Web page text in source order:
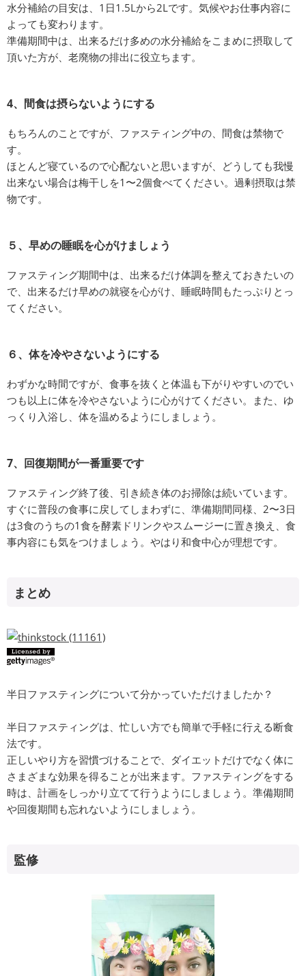
水分補給の目安は、1日1.5Lから2Lです。気候やお仕事内容に
よっても変わります。
準備期間中は、出来るだけ多めの水分補給をこまめに摂取して
頂いた方が、老廃物の排出に役立ちます。
4、間食は摂らないようにする
もちろんのことですが、ファスティング中の、間食は禁物で
す。
ほとんど寝ているので心配ないと思いますが、どうしても我慢
出来ない場合は梅干しを1〜2個食べてください。過剰摂取は禁
物です。
５、早めの睡眠を心がけましょう
ファスティング期間中は、出来るだけ体調を整えておきたいの
で、出来るだけ早めの就寝を心がけ、睡眠時間もたっぷりとっ
てください。
６、体を冷やさないようにする
わずかな時間ですが、食事を抜くと体温も下がりやすいのでい
つも以上に体を冷やさないように心がけてください。また、ゆ
っくり入浴し、体を温めるようにしましょう。
7、回復期間が一番重要です
ファスティング終了後、引き続き体のお掃除は続いています。
すぐに普段の食事に戻してしまわずに、準備期間同様、2〜3日
は3食のうちの1食を酵素ドリンクやスムージーに置き換え、食
事内容にも気をつけましょう。やはり和食中心が理想です。
まとめ
半日ファスティングについて分かっていただけましたか？
半日ファスティングは、忙しい方でも簡単で手軽に行える断食
法です。
正しいやり方を習慣づけることで、ダイエットだけでなく体に
さまざまな効果を得ることが出来ます。ファスティングをする
時は、計画をしっかり立てて行うようにしましょう。準備期間
や回復期間も忘れないようにしましょう。
監修